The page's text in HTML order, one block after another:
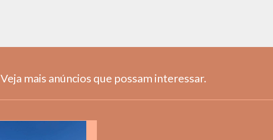
Veja mais anúncios que possam interessar.